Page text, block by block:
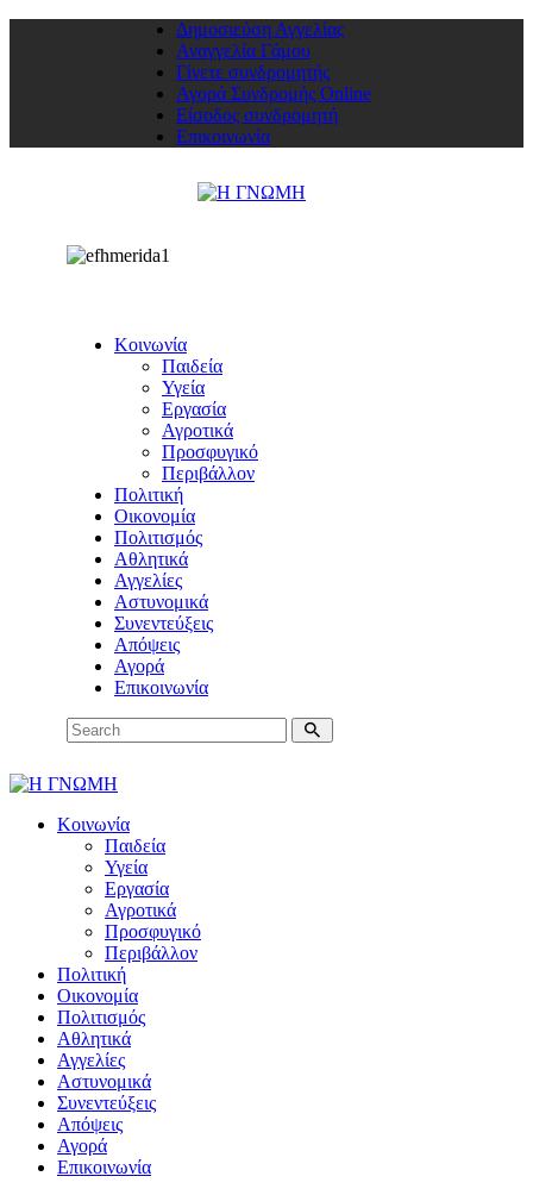
Δημοσιεύση Αγγελίας
Αναγγελία Γάμου
Γίνετε συνδρομητής
Αγορά Συνδρομής Online
Είσοδος συνδρομητή
Επικοινωνία
Κοινωνία
Παιδεία
Υγεία
Εργασία
Αγροτικά
Προσφυγικό
Περιβάλλον
Πολιτική
Οικονομία
Πολιτισμός
Αθλητικά
Αγγελίες
Αστυνομικά
Συνεντεύξεις
Απόψεις
Αγορά
Επικοινωνία
Κοινωνία
Παιδεία
Υγεία
Εργασία
Αγροτικά
Προσφυγικό
Περιβάλλον
Πολιτική
Οικονομία
Πολιτισμός
Αθλητικά
Αγγελίες
Αστυνομικά
Συνεντεύξεις
Απόψεις
Αγορά
Επικοινωνία